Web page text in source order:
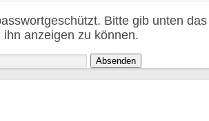
Bitte gib unten das
anzeigen zu können.